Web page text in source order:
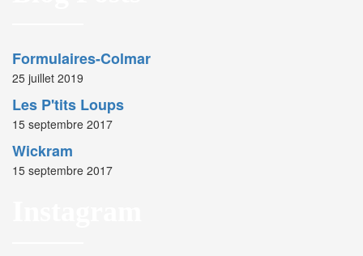
Formulaires-Colmar
25 juillet 2019
Les P'tits Loups
15 septembre 2017
Wickram
15 septembre 2017